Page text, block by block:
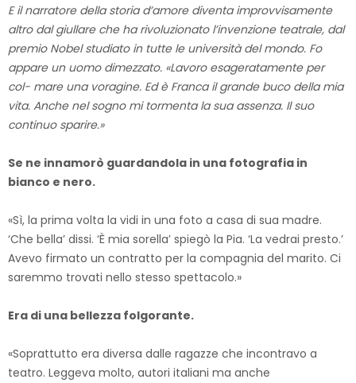
E il narratore della storia d’amore diventa improvvisamente
altro dal giullare che ha rivoluzionato l’invenzione teatrale, dal
premio Nobel studiato in tutte le università del mondo. Fo
appare un uomo dimezzato. «Lavoro esageratamente per
col- mare una voragine. Ed è Franca il grande buco della mia
vita. Anche nel sogno mi tormenta la sua assenza. Il suo
continuo sparire.»
Se ne innamorò guardandola in una fotografia in
bianco e nero.
«Sì, la prima volta la vidi in una foto a casa di sua madre.
‘Che bella’ dissi. ‘È mia sorella’ spiegò la Pia. ‘La vedrai presto.’
Avevo firmato un contratto per la compagnia del marito. Ci
saremmo trovati nello stesso spettacolo.»
Era di una bellezza folgorante.
«Soprattutto era diversa dalle ragazze che incontravo a
teatro. Leggeva molto, autori italiani ma anche